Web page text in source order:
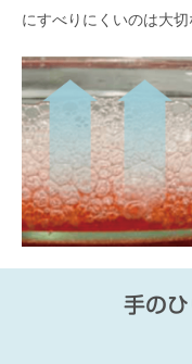
にすべりにくいのは大切
手の